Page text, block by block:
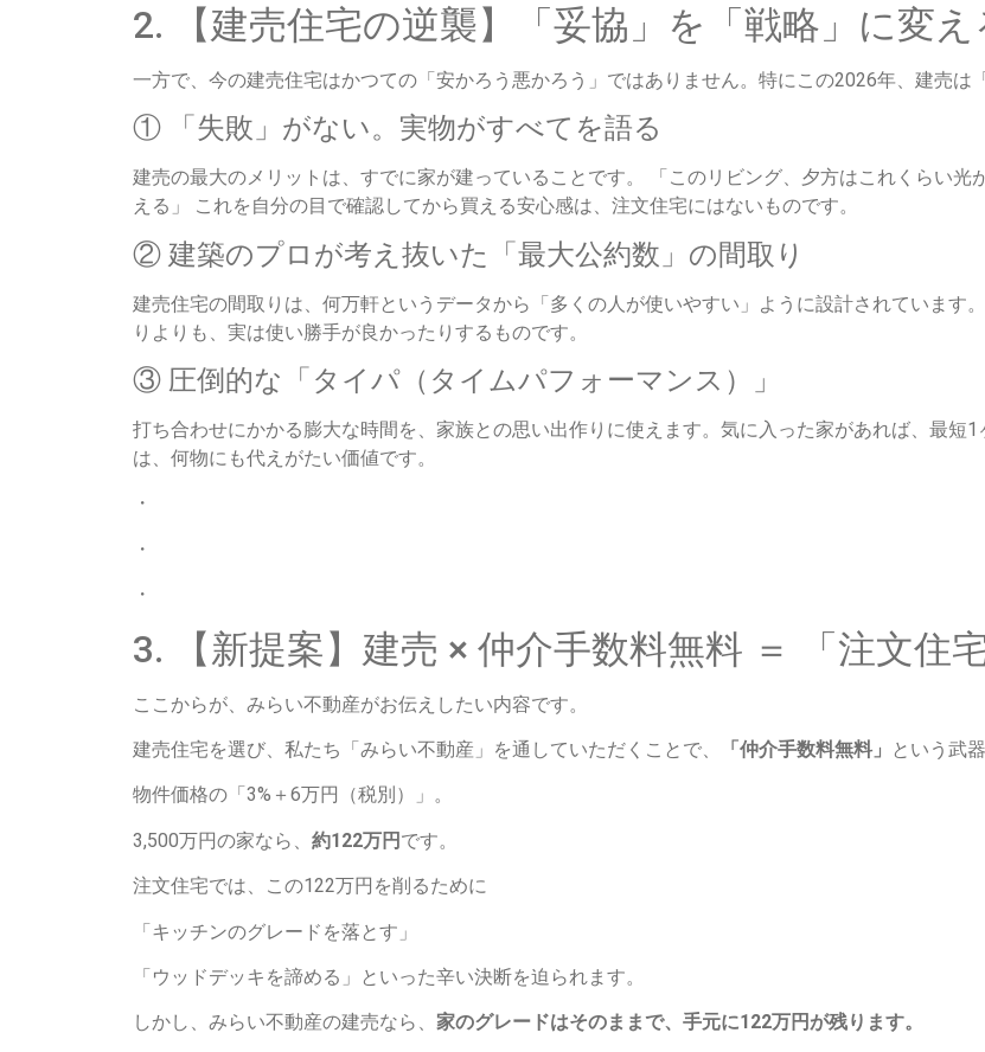
2. 【建売住宅の逆襲】「妥協」を「戦略」に変
一方で、今の建売住宅はかつての「安かろう悪かろう」ではありません。特にこの2026年、建売は
① 「失敗」がない。実物がすべてを語る
建売の最大のメリットは、すでに家が建っていることです。 「このリビング、夕方はこれくらい
える」 これを自分の目で確認してから買える安心感は、注文住宅にはないものです。
② 建築のプロが考え抜いた「最大公約数」の間取り
建売住宅の間取りは、何万軒というデータから「多くの人が使いやすい」ように設計されています
りよりも、実は使い勝手が良かったりするものです。
③ 圧倒的な「タイパ（タイムパフォーマンス）」
打ち合わせにかかる膨大な時間を、家族との思い出作りに使えます。気に入った家があれば、最短
は、何物にも代えがたい価値です。
・
・
・
3. 【新提案】建売 × 仲介手数料無料 ＝ 「注文住
ここからが、みらい不動産がお伝えしたい内容です。
建売住宅を選び、私たち「みらい不動産」を通していただくことで、 「仲介手数料無料」 という武
物件価格の「3%＋6万円（税別）」。
3,500万円の家なら、 約122万円 です。
注文住宅では、この122万円を削るために
「キッチンのグレードを落とす」
「ウッドデッキを諦める」といった辛い決断を迫られます。
しかし、みらい不動産の建売なら、 家のグレードはそのままで、手元に122万円が残ります。